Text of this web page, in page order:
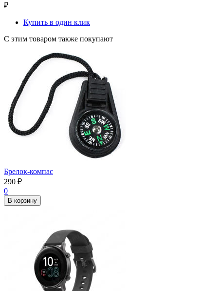
₽
Купить в один клик
С этим товаром также покупают
Брелок-компас
290 ₽
0
В корзину